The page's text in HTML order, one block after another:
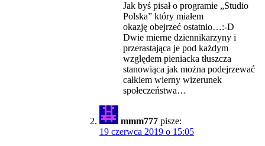
Jak byś pisał o programie „Studio
Polska” który miałem
okazję obejrzeć ostatnio…:-D
Dwie mierne dziennikarzyny i
przerastająca je pod każdym
względem pieniacka tłuszcza
stanowiąca jak można podejrzewać
całkiem wierny wizerunek
społeczeństwa…
mmm777 pisze:
19 czerwca 2019 o 15:05